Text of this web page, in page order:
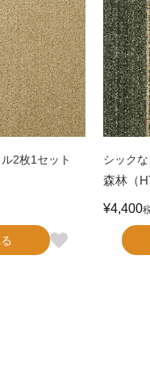
2枚1セット シック
森林（
¥4,400